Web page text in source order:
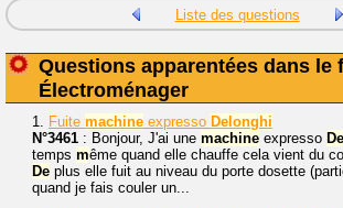
Liste des questions
Questions apparentées dans le
Électroménager
1. Fuite machine expresso Delonghi
N°3461 : Bonjour, J'ai une machine expresso
temps même quand elle chauffe cela vient du
De plus elle fuit au niveau du porte dosette
quand je fais couler un...